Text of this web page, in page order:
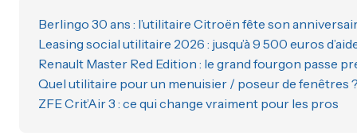
Berlingo 30 ans : l’utilitaire Citroën fête son
Leasing social utilitaire 2026 : jusqu’à 9 500 euros
Renault Master Red Edition : le grand fourgon passe
Quel utilitaire pour un menuisier / poseur de fenêtres
ZFE Crit’Air 3 : ce qui change vraiment pour les pros